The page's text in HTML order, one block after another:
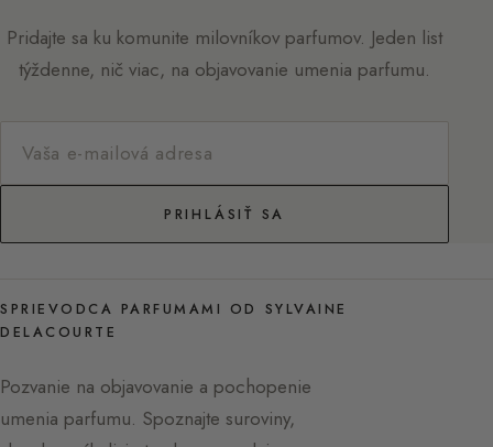
Pridajte sa ku komunite milovníkov parfumov. Jeden list
týždenne, nič viac, na objavovanie umenia parfumu.
PRIHLÁSIŤ SA
SPRIEVODCA PARFUMAMI OD SYLVAINE
DELACOURTE
Pozvanie na objavovanie a pochopenie
umenia parfumu. Spoznajte suroviny,